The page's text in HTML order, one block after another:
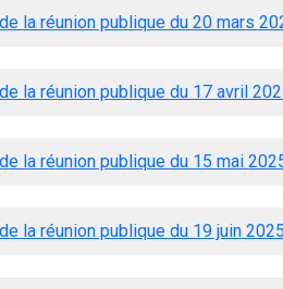
la réunion publique du 20 mars
la réunion publique du 17 avril
la réunion publique du 15 mai
la réunion publique du 19 juin 2025